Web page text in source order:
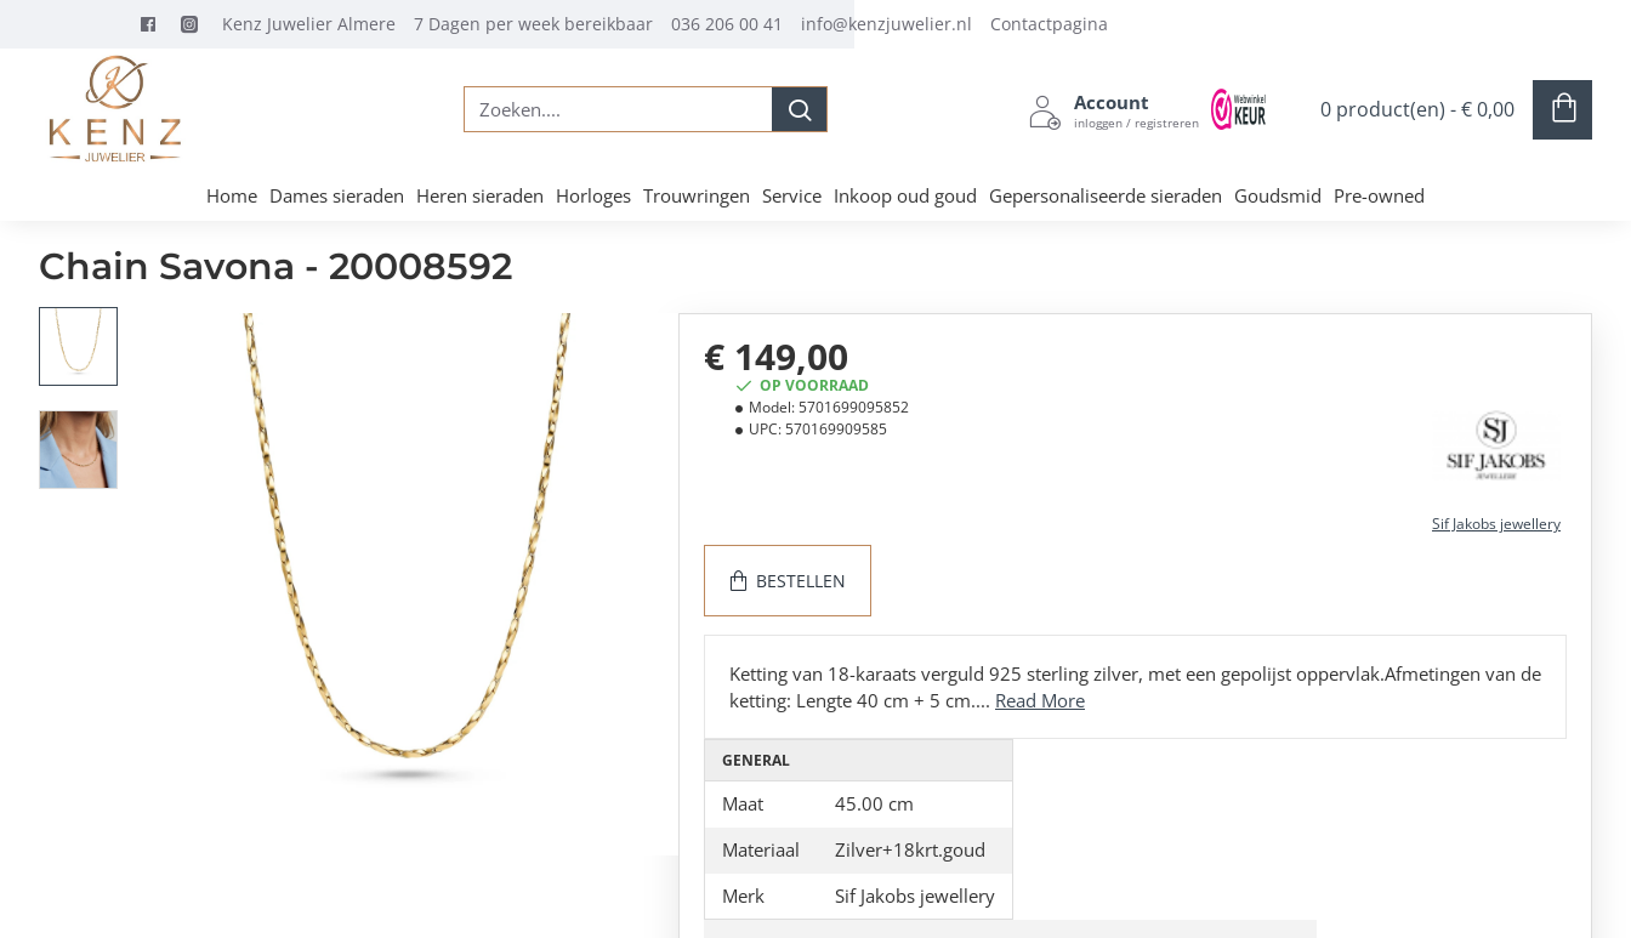
Kenz Juwelier Almere 7 Dagen per week bereikbaar 036 206 00 41 info@kenzjuwelier.nl Contactpagina
Zoeken....
Account
inloggen / registreren 0 product(en) - € 0,00
Home Dames sieraden Heren sieraden Horloges Trouwringen Service Inkoop oud goud Gepersonaliseerde sieraden Goudsmid Pre-owned
Chain Savona - 20008592
OP VOORRAAD
Model:5701699095852
UPC:570169909585
Sif Jakobs jewellery
€ 149,00
BESTELLEN
Ketting van 18-karaats verguld 925 sterling zilver, met een gepolijst oppervlak.Afmetingen van de
ketting: Lengte 40 cm + 5 cm.... Read More
GENERAL
Maat
45.00 cm
Materiaal
Zilver+18krt.goud
Merk
Sif Jakobs jewellery